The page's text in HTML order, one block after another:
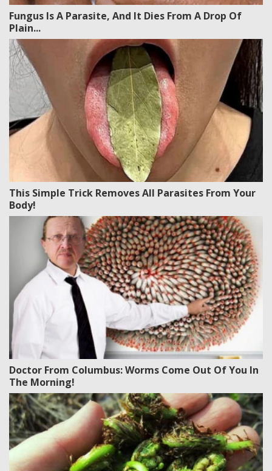
Fungus Is A Parasite, And It Dies From A Drop Of
Plain...
This Simple Trick Removes All Parasites From Your
Body!
Doctor From Columbus: Worms Come Out Of You In
The Morning!